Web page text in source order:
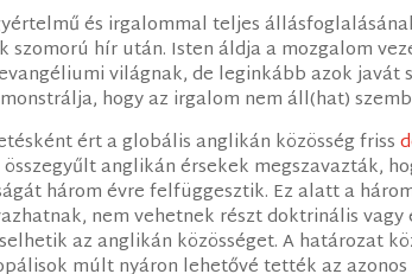
és irgalommal teljes
szomorú hír után. Isten áldja a mozgalom
világnak, de leginkább azok javát
hogy az irgalom nem áll(hat)
ért a globális anglikán közösség friss
anglikán érsekek megszavazták,
három évre felfüggesztik. Ez alatt a
nem vehetnek részt doktrinális vagy
az anglikán közösséget. A határozat
múlt nyáron lehetővé tették az